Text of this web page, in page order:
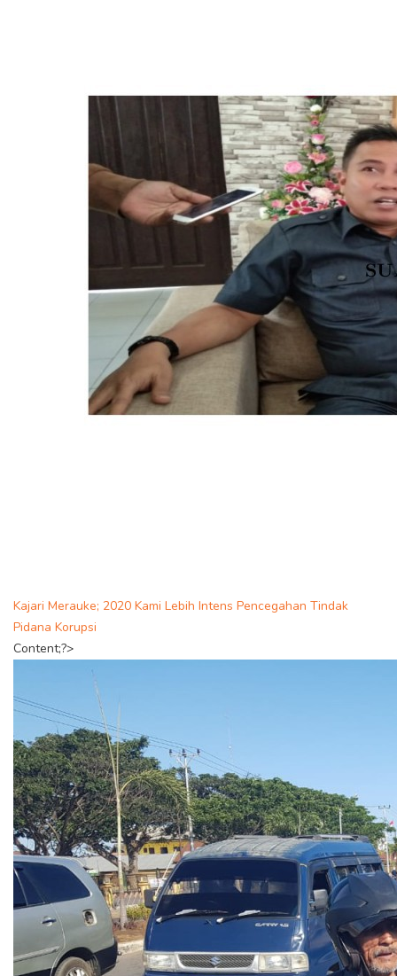
Kajari Merauke; 2020 Kami Lebih Intens Pencegahan Tindak
Pidana Korupsi
Content;?>